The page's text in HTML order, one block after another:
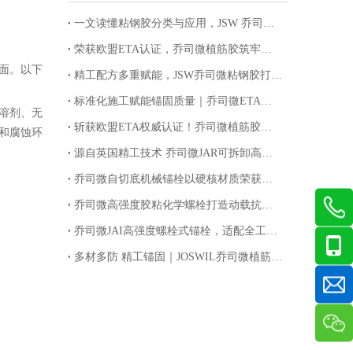
。以下
剂、无
腐蚀环
一文读懂粘钢胶分类与应用，JSW 乔司微提供全套加固落地服务
荣获欧盟ETA认证，乔司微植筋胶筑牢建筑加固安全防线
精工配方多重赋能，JSW乔司微粘钢胶打造加固工程高品质选材
标准化施工赋能锚固质量｜乔司微ETA认证环氧植筋胶规范施工指南
斩获欧盟ETA权威认证！乔司微植筋胶锚定国际品质，筑牢基建锚固安全防线
源自英国精工技术 乔司微JAR可拆卸高强螺栓解锁锚固循环新价值
乔司微自切底机械锚栓以硬核材质荣获欧盟ETA认证
乔司微高强度胶粘化学螺栓打造动载抗震锚固新标杆
乔司微JAI高强度螺栓式锚栓，适配全工况重载紧固
多材多防 精工锚固｜JOSWIL乔司微植筋高强度螺栓适配全工况腐蚀环境